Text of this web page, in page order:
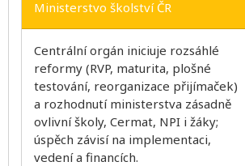
Ministerstvo školství ČR
Centrální orgán iniciuje rozsáhlé
reformy (RVP, maturita, plošné
testování, reorganizace přijímaček)
a rozhodnutí ministerstva zásadně
ovlivní školy, Cermat, NPI i žáky;
úspěch závisí na implementaci,
vedení a financích.